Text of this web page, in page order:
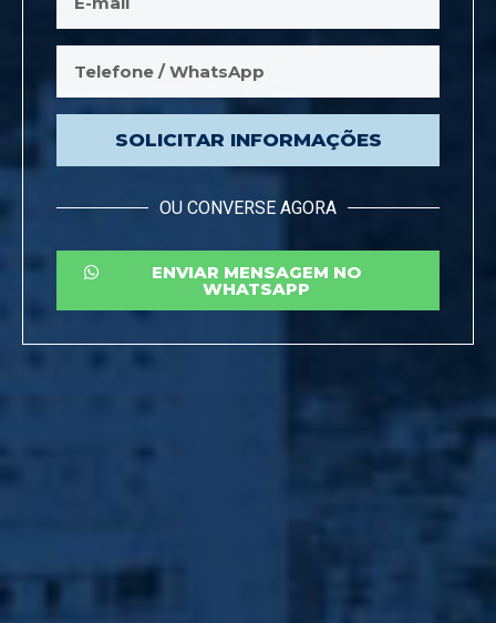
SOLICITAR INFORMAÇÕES
OU CONVERSE AGORA
ENVIAR MENSAGEM NO
WHATSAPP